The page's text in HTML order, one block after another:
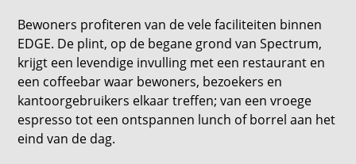
Bewoners profiteren van de vele faciliteiten binnen
EDGE. De plint, op de begane grond van Spectrum,
krijgt een levendige invulling met een restaurant en
een coffeebar waar bewoners, bezoekers en
kantoorgebruikers elkaar treffen; van een vroege
espresso tot een ontspannen lunch of borrel aan het
eind van de dag.